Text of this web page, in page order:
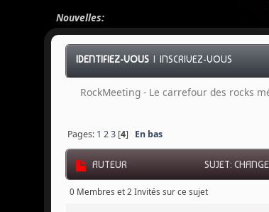
Nouvelles:
IDENTIFIEZ-VOUS |INSCRIVEZ-VOUS
RockMeeting - Le carrefour des rocks
Pages: 1 23 [4] En bas
AUTEUR SUJET:
0 Membres et 2 Invités sur ce sujet